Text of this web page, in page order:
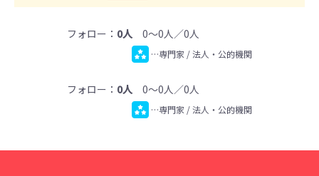
フォロー： 0人0～0人／0人
…専門家 / 法人・公的機関
フォロー： 0人0～0人／0人
…専門家 / 法人・公的機関